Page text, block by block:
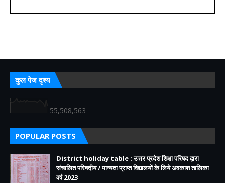
कुल पेज दृश्य
55,508,563
POPULAR POSTS
District holiday table : उत्तर प्रदेश शिक्षा परिषद द्वारा
संचालित परिषदीय / मान्यता प्राप्त विद्यालयों के लिये अवकाश तालिका
वर्ष 2023